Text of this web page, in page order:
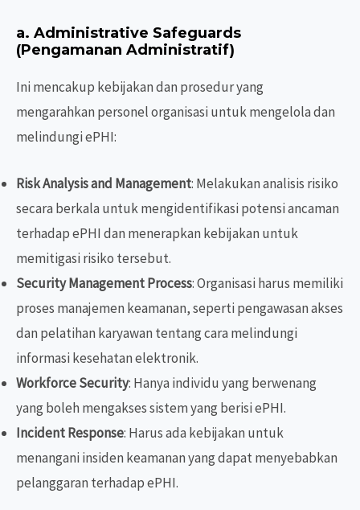
a. Administrative Safeguards
(Pengamanan Administratif)
Ini mencakup kebijakan dan prosedur yang
mengarahkan personel organisasi untuk mengelola dan
melindungi ePHI:
Risk Analysis and Management: Melakukan analisis risiko
secara berkala untuk mengidentifikasi potensi ancaman
terhadap ePHI dan menerapkan kebijakan untuk
memitigasi risiko tersebut.
Security Management Process: Organisasi harus memiliki
proses manajemen keamanan, seperti pengawasan akses
dan pelatihan karyawan tentang cara melindungi
informasi kesehatan elektronik.
Workforce Security: Hanya individu yang berwenang
yang boleh mengakses sistem yang berisi ePHI.
Incident Response: Harus ada kebijakan untuk
menangani insiden keamanan yang dapat menyebabkan
pelanggaran terhadap ePHI.